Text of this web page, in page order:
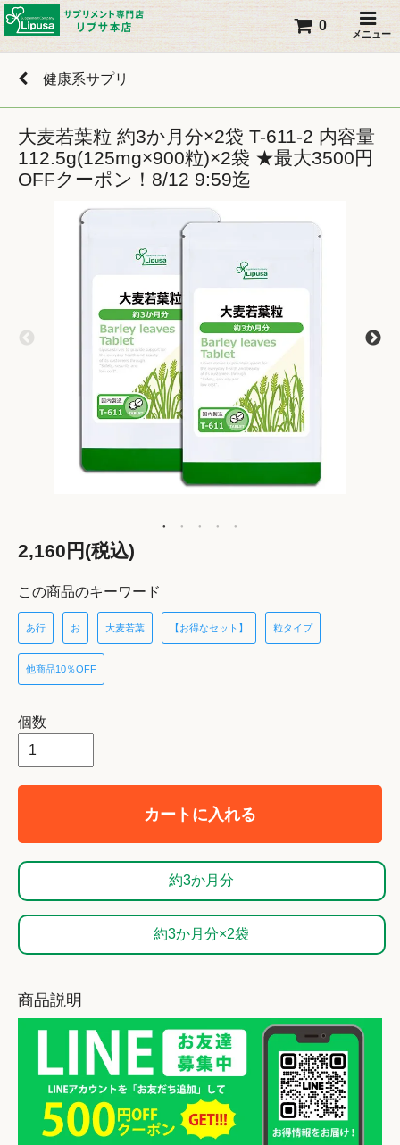
メニュー
0
健康系サプリ
大麦若葉粒 約3か月分×2袋 T-611-2 内容量
112.5g(125mg×900粒)×2袋 ★最大3500円
OFFクーポン！8/12 9:59迄
2,160円(税込)
この商品のキーワード
あ行 お 大麦若葉 【お得なセット】 粒タイプ
他商品10％OFF
個数
カートに入れる
約3か月分
約3か月分×2袋
商品説明